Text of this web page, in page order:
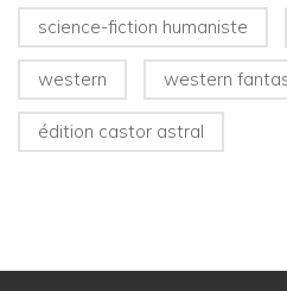
science-fiction humaniste
western western
édition castor astral